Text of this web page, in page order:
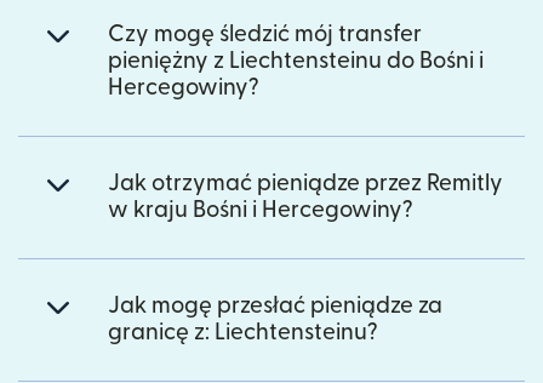
Czy mogę śledzić mój transfer
pieniężny z Liechtensteinu do Bośni i
Hercegowiny?
Jak otrzymać pieniądze przez Remitly
w kraju Bośni i Hercegowiny?
Jak mogę przesłać pieniądze za
granicę z: Liechtensteinu?